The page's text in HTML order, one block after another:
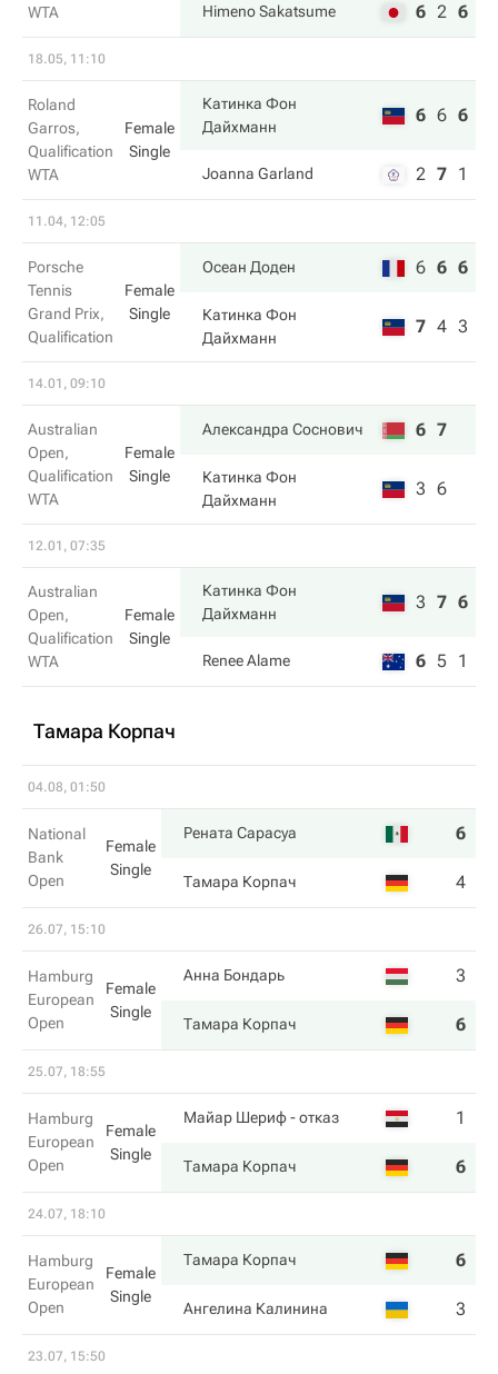
WTA
Himeno Sakatsume 6 2 6
18.05, 11:10
Roland
Garros,
Qualification
WTA
Female
Single
Катинка Фон
Дайхманн
6 6 6
Joanna Garland 2 7 1
11.04, 12:05
Porsche
Tennis
Grand Prix,
Qualification
Female
Single
Осеан Доден 6 6 6
Катинка Фон
Дайхманн
7 4 3
14.01, 09:10
Australian
Open,
Qualification
WTA
Female
Single
Александра Соснович 6 7
Катинка Фон
Дайхманн
3 6
12.01, 07:35
Australian
Open,
Qualification
WTA
Female
Single
Катинка Фон
Дайхманн
3 7 6
Renee Alame 6 5 1
Тамара Корпач
04.08, 01:50
National
Bank
Open
Female
Single
Рената Сарасуа 6
Тамара Корпач 4
26.07, 15:10
Hamburg
European
Open
Female
Single
Анна Бондарь 3
Тамара Корпач 6
25.07, 18:55
Hamburg
European
Open
Female
Single
Майар Шериф- отказ 1
Тамара Корпач 6
24.07, 18:10
Hamburg
European
Open
Female
Single
Тамара Корпач 6
Ангелина Калинина 3
23.07, 15:50